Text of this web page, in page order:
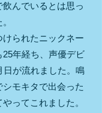
んでいるとは思っ
られたニックネー
25年経ち、声優デビ
日が流れました。鳴
モキタで出会った
ってこれました。